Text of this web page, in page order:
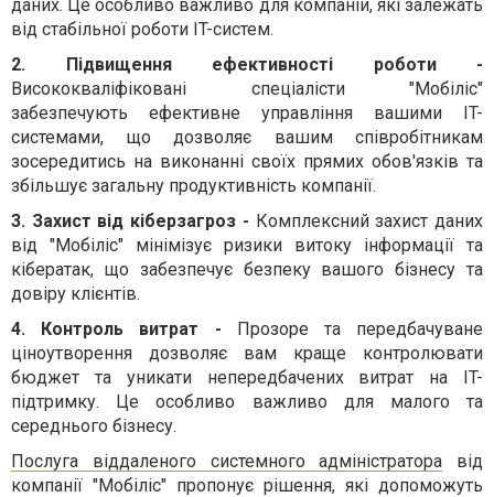
даних. Це особливо важливо для компаній, які залежать
від стабільної роботи IT-систем.
2. Підвищення ефективності роботи -
Висококваліфіковані спеціалісти "Мобіліс"
забезпечують ефективне управління вашими IT-
системами, що дозволяє вашим співробітникам
зосередитись на виконанні своїх прямих обов'язків та
збільшує загальну продуктивність компанії.
3. Захист від кіберзагроз - Комплексний захист даних
від "Мобіліс" мінімізує ризики витоку інформації та
кібератак, що забезпечує безпеку вашого бізнесу та
довіру клієнтів.
4. Контроль витрат - Прозоре та передбачуване
ціноутворення дозволяє вам краще контролювати
бюджет та уникати непередбачених витрат на IT-
підтримку. Це особливо важливо для малого та
середнього бізнесу.
Послуга віддаленого системного адміністратора від
компанії "Мобіліс" пропонує рішення, які допоможуть